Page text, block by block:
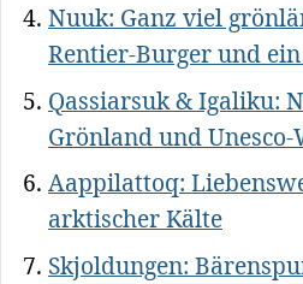
Nuuk: Ganz viel
Rentier-Burger und
Qassiarsuk & Igaliku:
Grönland und
Aappilattoq:
arktischer Kälte
Skjoldungen: